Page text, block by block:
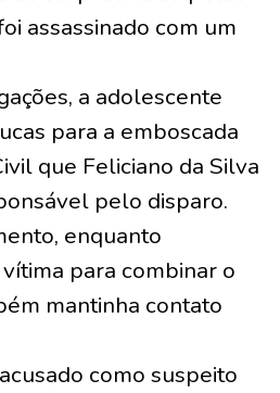
assassinado com um
a adolescente
para a emboscada
que Feliciano da Silva
pelo disparo.
enquanto
para combinar o
mantinha contato
como suspeito